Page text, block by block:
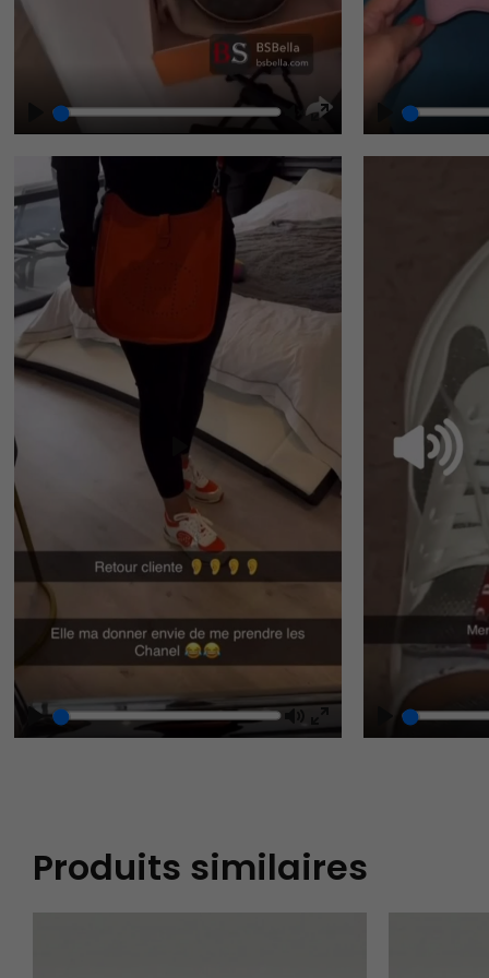
Play Unmute
Enter
fullscreen
Play MuteEnter
Play
Play
Produits similaires